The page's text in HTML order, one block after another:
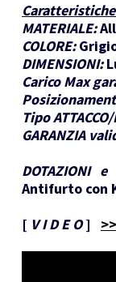
Caratteristiche
MATERIALE:
COLORE:
DIMENSIONI:
Carico Max
Tipo
GARANZIA
DOTAZIONI
Antifurto con
[ V I D E O]